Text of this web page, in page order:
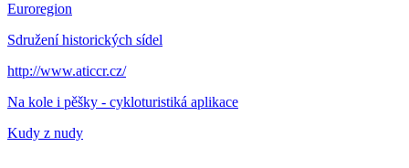
Euroregion
Sdružení historických sídel
http://www.aticcr.cz/
Na kole i pěšky - cykloturistiká aplikace
Kudy z nudy